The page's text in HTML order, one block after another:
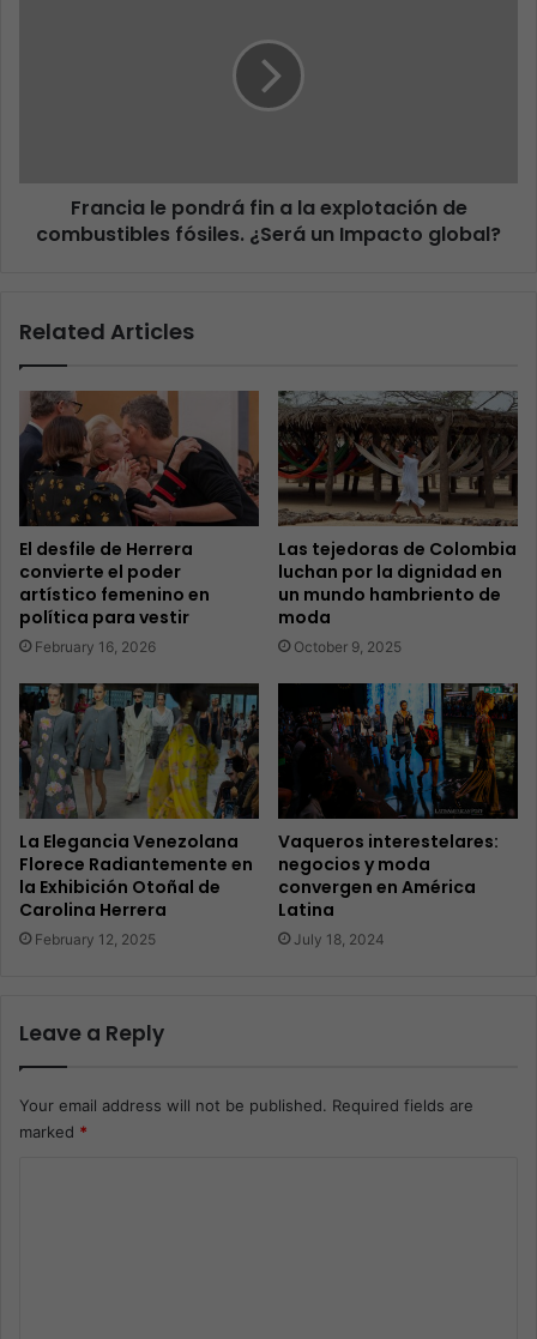
Francia le pondrá fin a la explotación de
combustibles fósiles. ¿Será un Impacto global?
Related Articles
El desfile de Herrera
convierte el poder
artístico femenino en
política para vestir
February 16, 2026
Las tejedoras de Colombia
luchan por la dignidad en
un mundo hambriento de
moda
October 9, 2025
La Elegancia Venezolana
Florece Radiantemente en
la Exhibición Otoñal de
Carolina Herrera
February 12, 2025
Vaqueros interestelares:
negocios y moda
convergen en América
Latina
July 18, 2024
Leave a Reply
Your email address will not be published. Required fields are
marked *